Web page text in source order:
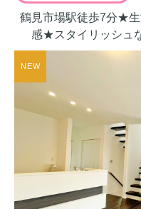
鶴見市場駅徒歩7分★
感★スタイリッシュ